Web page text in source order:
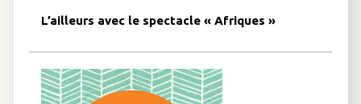
L’ailleurs avec le spectacle « Afriques »